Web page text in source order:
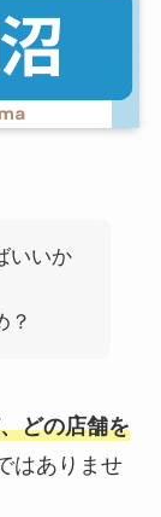
いいか
？
どの店舗を
はありませ